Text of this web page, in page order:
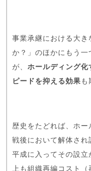
事業承継における大き
か？」のほかにもう一
が、 ホールディング化
ピードを抑える効果 も
歴史をたどれば、ホー
戦後において解体され
平成に入ってその設立
上も組織再編コスト